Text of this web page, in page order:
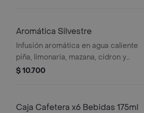
Aromática Silvestre
Infusión aromática en agua caliente
piña, limonaria, mazana, cidron y
jengibre.
$ 10.700
Caja Cafetera x6 Bebidas 175ml